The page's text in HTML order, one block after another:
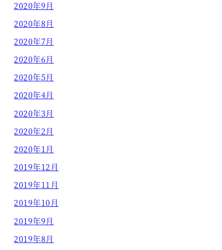
2020年9月
2020年8月
2020年7月
2020年6月
2020年5月
2020年4月
2020年3月
2020年2月
2020年1月
2019年12月
2019年11月
2019年10月
2019年9月
2019年8月